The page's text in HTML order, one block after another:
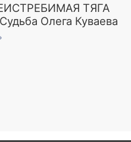
ТЯГА
Олега Куваева